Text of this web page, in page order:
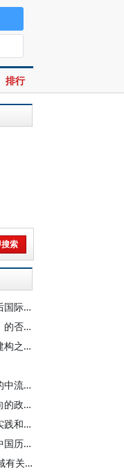
排行
张海鹏：日本军国主义滋长是对战后国际秩序的严重威胁
张海鹏：台湾光复是对《马关条约》的否定
张海鹏：抗日战争史宏观理论框架建构之我见
张海鹏：中国共产党是全民族抗战的中流砥柱
张海鹏：抗战时期推动历史正确走向的政治力量
张海鹏：论中国农村革命根据地的实践和终结
张海鹏：用社会形态学说指导建设中国历史学学术体系
张海鹏：60年来中国近代史研究领域有关理论与方法问题的讨论